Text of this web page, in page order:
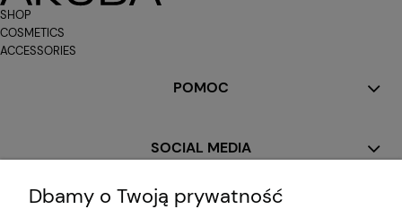
SHOP
COSMETICS
ACCESSORIES
POMOC
SOCIAL MEDIA
MOJE KONTO
Dbamy o Twoją prywatność